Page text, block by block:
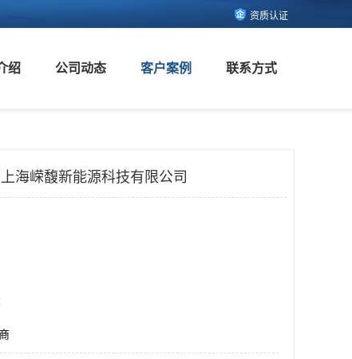
资质认证
绍 公司动态 客户案例 联系方式
海嵘馥新能源科技有限公司